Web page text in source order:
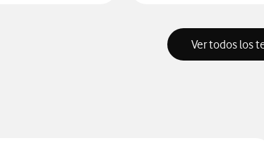
Ver todos los